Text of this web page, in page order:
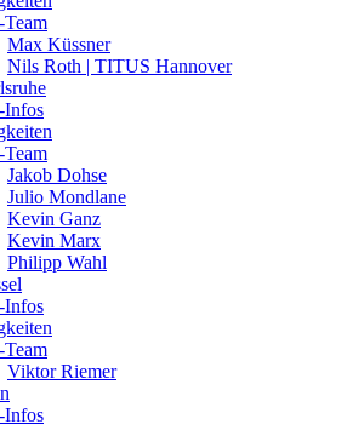
Team
Max Küssner
Nils Roth | TITUS Hannover
Infos
Team
Jakob Dohse
Julio Mondlane
Kevin Ganz
Kevin Marx
Philipp Wahl
Infos
Team
Viktor Riemer
Infos